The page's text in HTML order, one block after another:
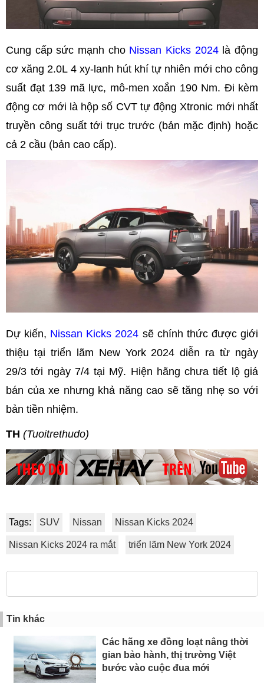
Cung cấp sức mạnh cho Nissan Kicks 2024là động
cơ xăng 2.0L 4 xy-lanh hút khí tự nhiên mới cho công
suất đạt 139 mã lực, mô-men xoắn 190 Nm. Đi kèm
động cơ mới là hộp số CVT tự động Xtronic mới nhất
truyền công suất tới trục trước (bản mặc định) hoặc
cả 2 cầu (bản cao cấp).
Dự kiến, Nissan Kicks 2024 sẽ chính thức được giới
thiệu tại triển lãm New York 2024 diễn ra từ ngày
29/3 tới ngày 7/4 tại Mỹ. Hiện hãng chưa tiết lộ giá
bán của xe nhưng khả năng cao sẽ tăng nhẹ so với
bản tiền nhiệm.
TH (Tuoitrethudo)
Tags: SUV Nissan Nissan Kicks 2024
Nissan Kicks 2024 ra mắt triển lãm New York 2024
Tin khác
Các hãng xe đồng loạt nâng thời
gian bảo hành, thị trường Việt
bước vào cuộc đua mới